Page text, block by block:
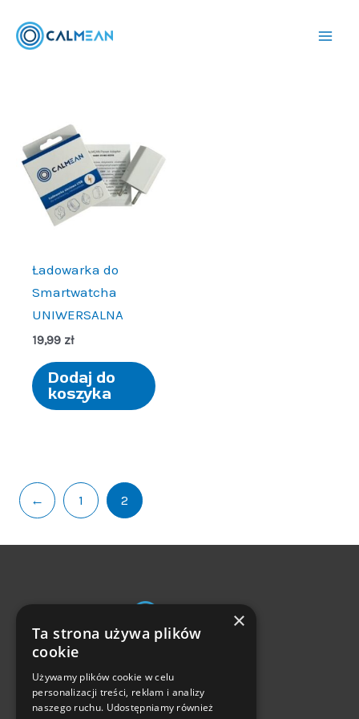
Ładowarka do
Smartwatcha
UNIWERSALNA
19,99 zł
Dodaj do
koszyka
← 1 2
Częste pytania
Formy płatności
×
Ta strona używa plików
cookie
Używamy plików cookie w celu
personalizacji treści, reklam i analizy
naszego ruchu. Udostępniamy również